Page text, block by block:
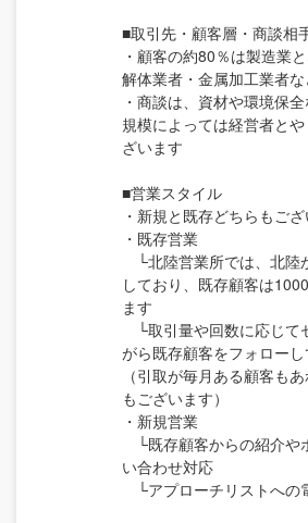
■取引先・顧客層・商談相
・顧客の約80％は製造業
解体業者・金属加工業者
・商談は、資材や環境保
規模によっては経営者と
ざいます
■営業スタイル
・新規と既存どちらもご
・既存営業
└北陸営業所では、北陸
しており、既存顧客は
ます
└取引量や回数に応じて
がら既存顧客をフォロー
（引取が毎月ある顧客も
もございます）
・新規営業
└既存顧客からの紹介や
い合わせ対応
└アプローチリストへの